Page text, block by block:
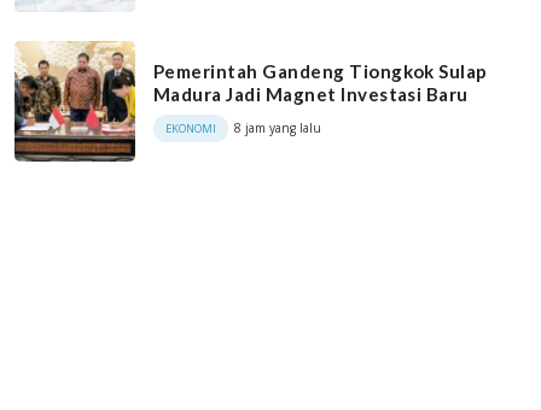
Pemerintah Gandeng Tiongkok Sulap
Madura Jadi Magnet Investasi Baru
EKONOMI 8 jam yang lalu